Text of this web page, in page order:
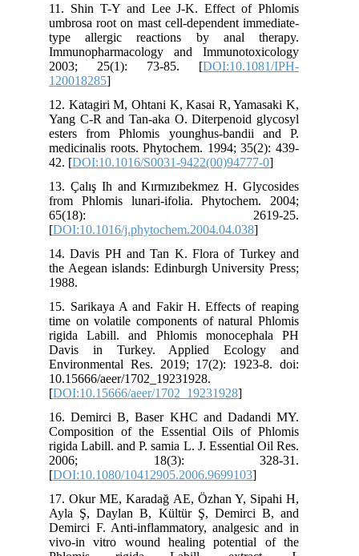
11. Shin T-Y and Lee J-K. Effect of Phlomis
umbrosa root on mast cell-dependent immediate-
type allergic reactions by anal therapy.
Immunopharmacology and Immunotoxicology
2003; 25(1): 73-85. [DOI:10.1081/IPH-
120018285
12. Katagiri M, Ohtani K, Kasai R, Yamasaki K,
Yang C-R and Tan-aka O. Diterpenoid glycosyl
esters from Phlomis younghus-bandii and P.
medicinalis roots. Phytochem. 1994; 35(2): 439-
42. [DOI:10.1016/S0031-9422(00)94777-0
13. Çalış Ih and Kırmızıbekmez H. Glycosides
from Phlomis lunari-ifolia. Phytochem. 2004;
65(18): 2619-25.
[DOI:10.1016/j.phytochem.2004.04.038
14. Davis PH and Tan K. Flora of Turkey and
the Aegean islands: Edinburgh University Press;
1988.
15. Sarikaya A and Fakir H. Effects of reaping
time on volatile components of natural Phlomis
rigida Labill. and Phlomis monocephala PH
Davis in Turkey. Applied Ecology and
Environmental Res. 2019; 17(2): 1923-8. doi:
10.15666/aeer/1702_19231928.
[DOI:10.15666/aeer/1702_19231928
16. Demirci B, Baser KHC and Dadandi MY.
Composition of the Essential Oils of Phlomis
rigida Labill. and P. samia L. J. Essential Oil Res.
2006; 18(3): 328-31.
[DOI:10.1080/10412905.2006.9699103
17. Okur ME, Karadağ AE, Özhan Y, Sipahi H,
Ayla Ş, Daylan B, Kültür Ş, Demirci B, and
Demirci F. Anti-inflammatory, analgesic and in
vivo-in vitro wound healing potential of the